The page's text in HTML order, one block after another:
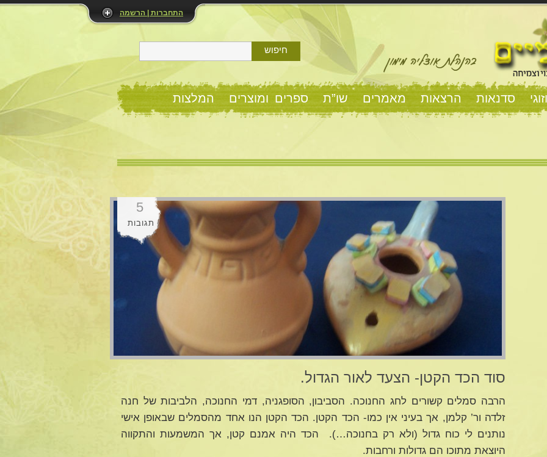
התחברות | הרשמה
חיפוש
סדנאות הרצאות מאמרים שו”ת ספרים ומוצרים המלצות
סוד הכד הקטן- הצעד לאור הגדול.
הרבה סמלים קשורים לחג החנוכה. הסביבון, הסופגניה, דמי החנוכה, הלביבות של חנה
זלדה ור’ קלמן, אך בעיני אין כמו- הכד הקטן. הכד הקטן הנו אחד מהסמלים שבאופן אישי
נותנים לי כוח גדול (ולא רק בחנוכה…). הכד היה אמנם קטן, אך המשמעות והתקווה
היוצאת מתוכו הם גדולות ורחבות.
5
תגובות